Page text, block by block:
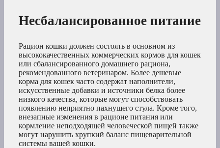
Несбалансированное питание
Рацион кошки должен состоять в основном из
высококачественных коммерческих кормов для кошек
или сбалансированного домашнего рациона,
рекомендованного ветеринаром. Более дешевые
корма для кошек часто содержат наполнители,
искусственные добавки и источники белка более
низкого качества, которые могут способствовать
появлению неприятно пахнущего стула. Кроме того,
внезапные изменения в рационе питания или
кормление неподходящей человеческой пищей также
могут нарушить хрупкий баланс пищеварительной
системы вашей кошки.